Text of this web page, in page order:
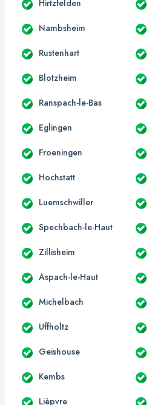
Hirtzfelden
Nambsheim
Rustenhart
Blotzheim
Ranspach-le-Bas
Eglingen
Froeningen
Hochstatt
Luemschwiller
Spechbach-le-Haut
Zillisheim
Aspach-le-Haut
Michelbach
Uffholtz
Geishouse
Kembs
Lièpvre